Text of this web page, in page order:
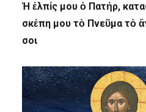
Ἡ ἐλπίς μου ὁ Πατήρ,
σκέπη μου τὸ Πνεῦμα τὸ
σοι